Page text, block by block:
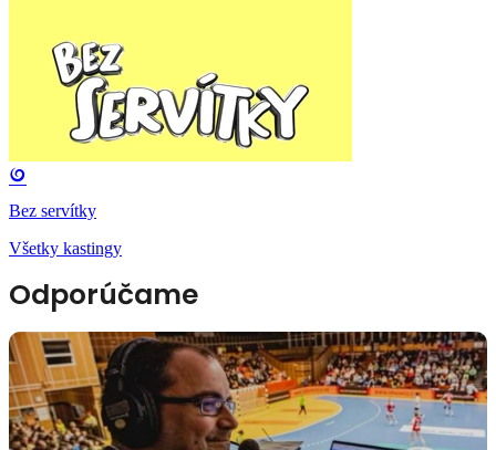
Bez servítky
Všetky kastingy
Odporúčame